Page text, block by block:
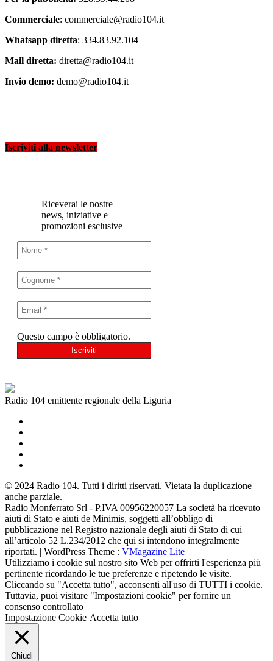
Commerciale: commerciale@radio104.it
Whatsapp diretta: 334.83.92.104
Mail diretta: diretta@radio104.it
Invio demo: demo@radio104.it
Iscriviti alla newsletter
Riceverai le nostre
news, iniziative e
promozioni esclusive
Questo campo è obbligatorio.
Radio 104 emittente regionale della Liguria
© 2024 Radio 104. Tutti i diritti riservati. Vietata la duplicazione
anche parziale.
Radio Monferrato Srl - P.IVA 00956220057 La società ha ricevuto
aiuti di Stato e aiuti de Minimis, soggetti all’obbligo di
pubblicazione nel Registro nazionale degli aiuti di Stato di cui
all’articolo 52 L.234/2012 che qui si intendono integralmente
riportati. | WordPress Theme : VMagazine Lite
Utilizziamo i cookie sul nostro sito Web per offrirti l'esperienza più
pertinente ricordando le tue preferenze e ripetendo le visite.
Cliccando su "Accetta tutto", acconsenti all'uso di TUTTI i cookie.
Tuttavia, puoi visitare "Impostazioni cookie" per fornire un
consenso controllato
Impostazione Cookie Accetta tutto
Chiudi